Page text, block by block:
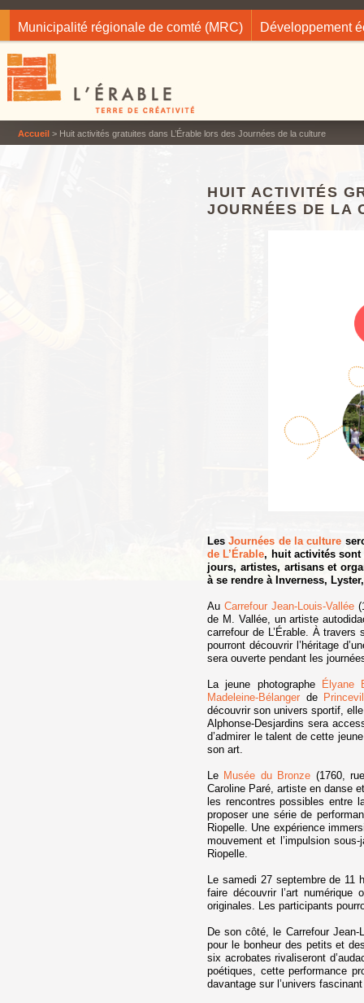
Municipalité régionale de comté (MRC) Développement
Accueil > Huit activités gratuites dans L’Érable lors des Journées de la culture
HUIT ACTIVITÉS
JOURNÉES DE LA
LesJournées de la culture
de L’Érable, huit activités sont
jours, artistes, artisans et
à se rendre à Inverness,
AuCarrefour Jean-Louis-Vallée
de M. Vallée, un artiste
carrefour de L’Érable. À
pourront découvrir l’héritage
sera ouverte pendant les
La jeune photographe
Élyane
Madeleine-Bélanger de
découvrir son univers sportif,
Alphonse-Desjardins sera
d’admirer le talent de cette
son art.
Le Musée du Bronze (1760,
Caroline Paré, artiste en danse
les rencontres possibles entre
proposer une série de
Riopelle. Une expérience
mouvement et l’impulsion
Riopelle.
Le samedi 27 septembre de 11
faire découvrir l’art
originales. Les participants
De son côté, le Carrefour Jean-
pour le bonheur des petits et
six acrobates rivaliseront
poétiques, cette performance
davantage sur l’univers